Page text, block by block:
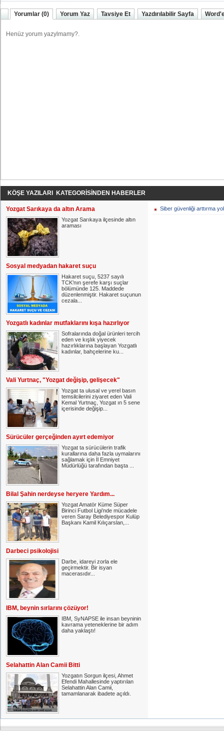
Yorumlar (0) Yorum Yaz Tavsiye Et Yazdırılabilir Sayfa
KÖŞE YAZILARI KATEGORİSİNDEN HABERLER
Yozgat Sarıkaya da altın Arama
Yozgat Sarıkaya ilçesinde altın
araması
Sosyal medyadan hakaret suçu
Hakaret suçu, 5237 sayılı
TCK’nın şerefe karşı suçlar
bölümünde 125. Maddede
düzenlenmiştir. Hakaret suçunun
cezala...
Yozgatlı kadınlar mutfaklarını kışa hazırlıyor
Sofralarında doğal ürünleri tercih
eden ve kışlık yiyecek
hazırlıklarına başlayan Yozgatlı
kadınlar, bahçelerine ku...
Vali Yurtnaç, "Yozgat değişip, gelişecek"
Yozgat ta ulusal ve yerel basın
temsilcilerini ziyaret eden Vali
Kemal Yurtnaç, Yozgat ın 5 sene
içerisinde değişip...
Sürücüler gerçeğinden ayırt edemiyor
Yozgat ta sürücülerin trafik
kurallarına daha fazla uymalarını
sağlamak için İl Emniyet
Müdürlüğü tarafından başta ...
Bilal Şahin nerdeyse heryere Yardım...
Yozgat Amatör Küme Süper
Birinci Futbol Ligi’nde mücadele
veren Saray Belediyespor Kulüp
Başkanı Kamil Kılıçarslan,...
Darbeci psikolojisi
Darbe, idareyi zorla ele
geçirmektir. Bir isyan
macerasıdır...
IBM, beynin sırlarını çözüyor!
IBM, SyNAPSE ile insan beyninin
kavrama yeteneklerine bir adım
daha yaklaştı!
Selahattin Alan Camii Bitti
Yozgatın Sorgun ilçesi, Ahmet
Efendi Mahallesinde yaptırılan
Selahattin Alan Camii,
tamamlanarak ibadete açıldı.
Siber güvenliği arttırma